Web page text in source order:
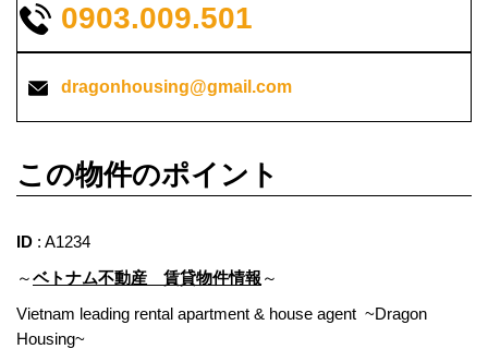
0903.009.501
dragonhousing@gmail.com
この物件のポイント
ID : A1234
～ベトナム不動産 賃貸物件情報 ～
Vietnam leading rental apartment & house agent ~Dragon
Housing~